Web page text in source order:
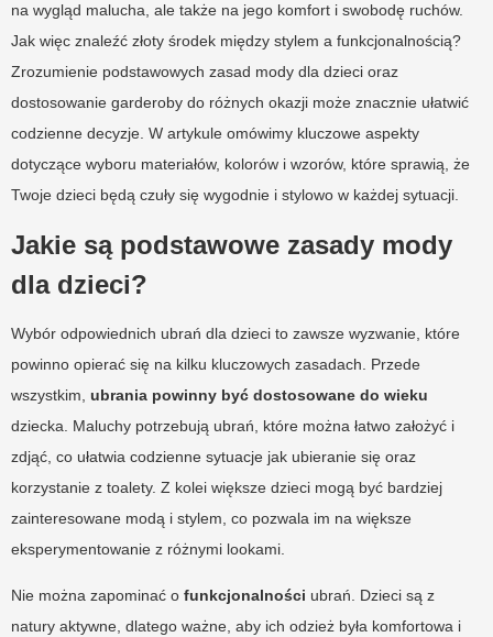
na wygląd malucha, ale także na jego komfort i swobodę ruchów.
Jak więc znaleźć złoty środek między stylem a funkcjonalnością?
Zrozumienie podstawowych zasad mody dla dzieci oraz
dostosowanie garderoby do różnych okazji może znacznie ułatwić
codzienne decyzje. W artykule omówimy kluczowe aspekty
dotyczące wyboru materiałów, kolorów i wzorów, które sprawią, że
Twoje dzieci będą czuły się wygodnie i stylowo w każdej sytuacji.
Jakie są podstawowe zasady mody
dla dzieci?
Wybór odpowiednich ubrań dla dzieci to zawsze wyzwanie, które
powinno opierać się na kilku kluczowych zasadach. Przede
wszystkim, ubrania powinny być dostosowane do wieku
dziecka. Maluchy potrzebują ubrań, które można łatwo założyć i
zdjąć, co ułatwia codzienne sytuacje jak ubieranie się oraz
korzystanie z toalety. Z kolei większe dzieci mogą być bardziej
zainteresowane modą i stylem, co pozwala im na większe
eksperymentowanie z różnymi lookami.
Nie można zapominać o funkcjonalności ubrań. Dzieci są z
natury aktywne, dlatego ważne, aby ich odzież była komfortowa i